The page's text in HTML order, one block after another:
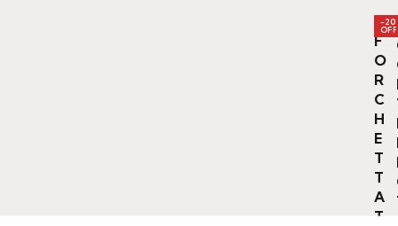
-
OFF
F
O
R
C
H
E
T
T
A
T